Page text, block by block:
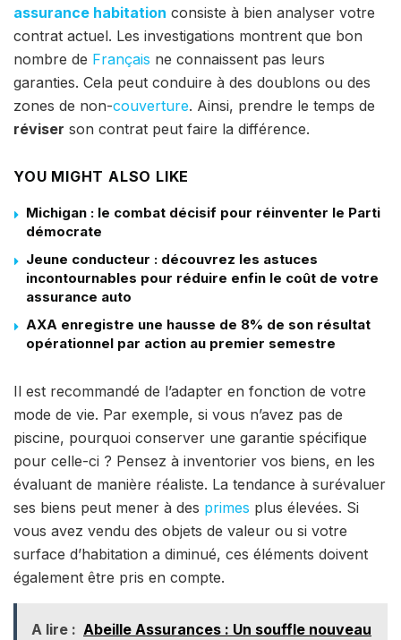
assurance habitation consiste à bien analyser votre
contrat actuel. Les investigations montrent que bon
nombre de Français ne connaissent pas leurs
garanties. Cela peut conduire à des doublons ou des
zones de non-couverture. Ainsi, prendre le temps de
réviser son contrat peut faire la différence.
YOU MIGHT ALSO LIKE
Michigan : le combat décisif pour réinventer le Parti
démocrate
Jeune conducteur : découvrez les astuces
incontournables pour réduire enfin le coût de votre
assurance auto
AXA enregistre une hausse de 8% de son résultat
opérationnel par action au premier semestre
Il est recommandé de l’adapter en fonction de votre
mode de vie. Par exemple, si vous n’avez pas de
piscine, pourquoi conserver une garantie spécifique
pour celle-ci ? Pensez à inventorier vos biens, en les
évaluant de manière réaliste. La tendance à surévaluer
ses biens peut mener à des primes plus élevées. Si
vous avez vendu des objets de valeur ou si votre
surface d’habitation a diminué, ces éléments doivent
également être pris en compte.
A lire : Abeille Assurances : Un souffle nouveau